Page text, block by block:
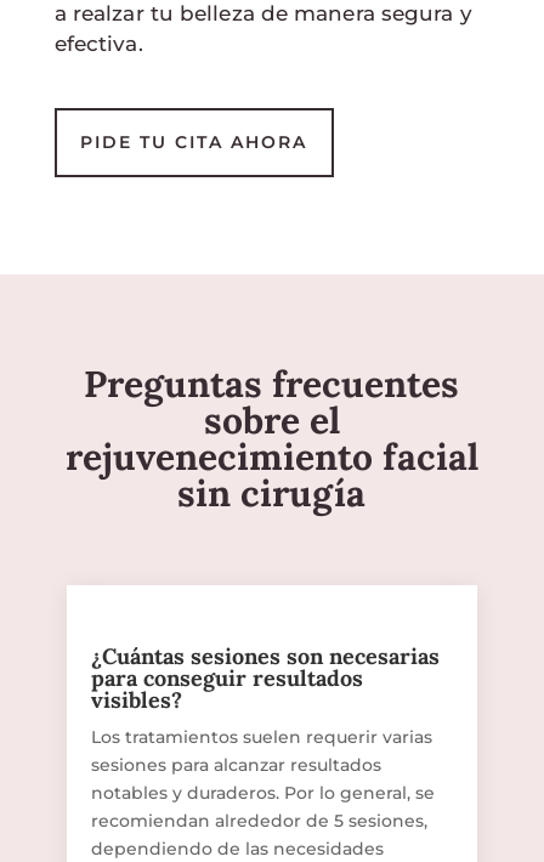
a realzar tu belleza de manera segura y
efectiva.
PIDE TU CITA AHORA
Preguntas frecuentes
sobre el
rejuvenecimiento facial
sin cirugía
¿Cuántas sesiones son necesarias
para conseguir resultados
visibles?
Los tratamientos suelen requerir varias
sesiones para alcanzar resultados
notables y duraderos. Por lo general, se
recomiendan alrededor de 5 sesiones,
dependiendo de las necesidades